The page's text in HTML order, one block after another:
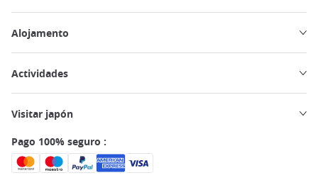
Alojamento
Actividades
Visitar japón
Pago 100% seguro :